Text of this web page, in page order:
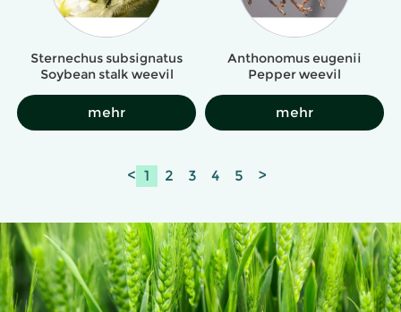
Sternechus subsignatus
Soybean stalk weevil
mehr
Anthonomus eugenii
Pepper weevil
mehr
< 1 2 3 4 5 >